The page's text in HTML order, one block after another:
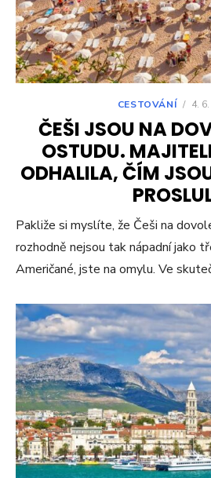
CESTOVÁNÍ / 4.
ČEŠI JSOU NA
OSTUDU.
ODHALILA, ČÍM
Pakliže si myslíte, že Češi na
rozhodně nejsou tak nápadní jako
Američané, jste na omylu. Ve